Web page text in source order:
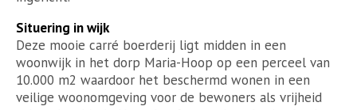
Situering in wijk
Deze mooie carré boerderij ligt midden in een
woonwijk in het dorp Maria-Hoop op een perceel van
10.000 m2 waardoor het beschermd wonen in een
veilige woonomgeving voor de bewoners als vrijheid